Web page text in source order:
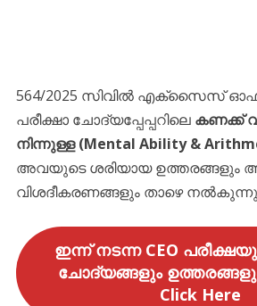
564/2025 സിവിൽ എക്സൈസ്
പരീക്ഷാ ചോദ്യപ്പേപ്പറിലെ കണക്ക്
നിന്നുള്ള (Mental Ability &
അവയുടെ ശരിയായ ഉത്തരങ്ങളും
വിശദീകരണങ്ങളും താഴെ
ഇന്ന് നടന്ന CEO
ചോദ്യങ്ങളും
Click Here